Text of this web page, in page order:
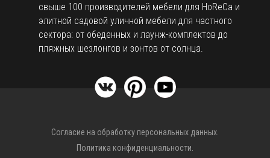
свыше 100 производителей мебели для HoReCa и
элитной садовой уличной мебели для частного
сектора: от обеденных и лаунж-комплектов до
пляжных шезлонгов и зонтов от солнца.
Согласие на обработку персональных данных.
Политика конфиденциальности.